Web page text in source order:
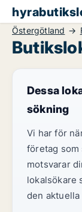
Östergötland
Dessa
sökning
Vi har för
företag som
motsvarar
lokalsökare
den aktuella